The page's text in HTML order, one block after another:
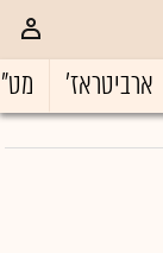
ארביטראז'